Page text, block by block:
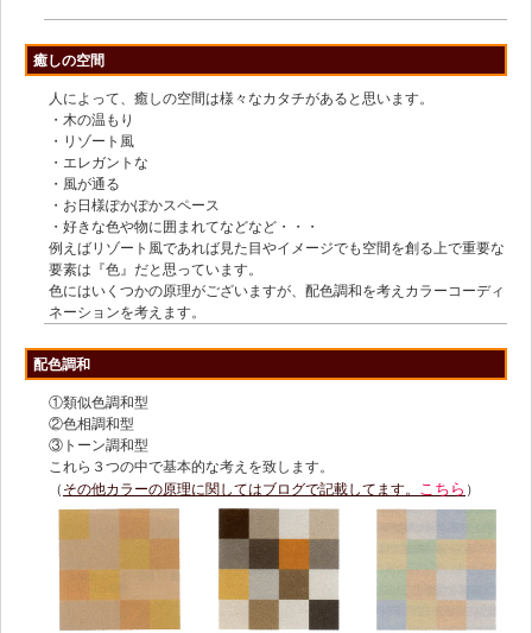
癒しの空間
人によって、癒しの空間は様々なカタチがあると思います。
・木の温もり
・リゾート風
・エレガントな
・風が通る
・お日様ぽかぽかスペース
・好きな色や物に囲まれてなどなど・・・
例えばリゾート風であれば見た目やイメージでも空間を創る上で重要な
要素は『色』だと思っています。
色にはいくつかの原理がございますが、配色調和を考えカラーコーディ
ネーションを考えます。
配色調和
①類似色調和型
②色相調和型
③トーン調和型
これら３つの中で基本的な考えを致します。
（ その他カラーの原理に関してはブログで記載してます。 こちら ）